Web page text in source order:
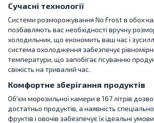
Сучасні технології
Системи розморожування No Frost в обох
позбавляють вас необхідності вручну
холодильник, що економить ваш час і
система охолодження забезпечує
температури, що запобігає псуванню
свіжість на тривалий час.
Комфортне зберігання продуктів
Об'єм морозильної камери в 167 літрів
достатньо продуктів, а наявність
фруктів і овочів забезпечує їх ідеальні